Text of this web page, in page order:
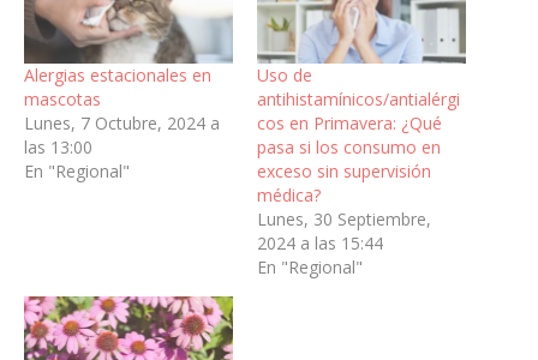
Alergias estacionales en
mascotas
Lunes, 7 Octubre, 2024 a
las 13:00
En "Regional"
Uso de
antihistamínicos/antialérgi
cos en Primavera: ¿Qué
pasa si los consumo en
exceso sin supervisión
médica?
Lunes, 30 Septiembre,
2024 a las 15:44
En "Regional"